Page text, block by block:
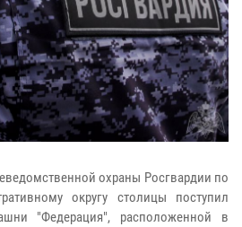
охраны Росгвардии по
округу столицы поступил
"Федерация", расположенной в